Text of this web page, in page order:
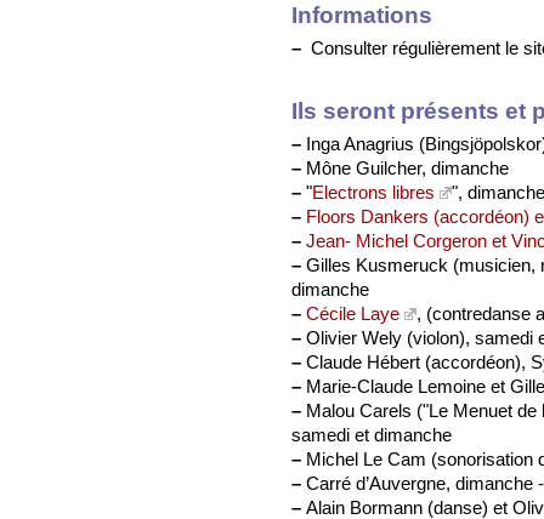
Informations
– Consulter régulièrement le
Ils seront présents et
– Inga Anagrius
– Mône Guilcher, dimanche
– "Electrons libres
",
– Floors Dankers (accordéon)
– Jean- Michel Corgeron et
– Gilles Kusmeruck (musicien,
dimanche
– Cécile Laye
, (contredanse
– Olivier Wely (violon), samedi
– Claude Hébert (accordéon),
– Marie-Claude Lemoine et
– Malou Carels ("Le Menuet
samedi et dimanche
– Michel Le Cam (sonorisation
– Carré d’Auvergne,
– Alain Bormann (danse) et